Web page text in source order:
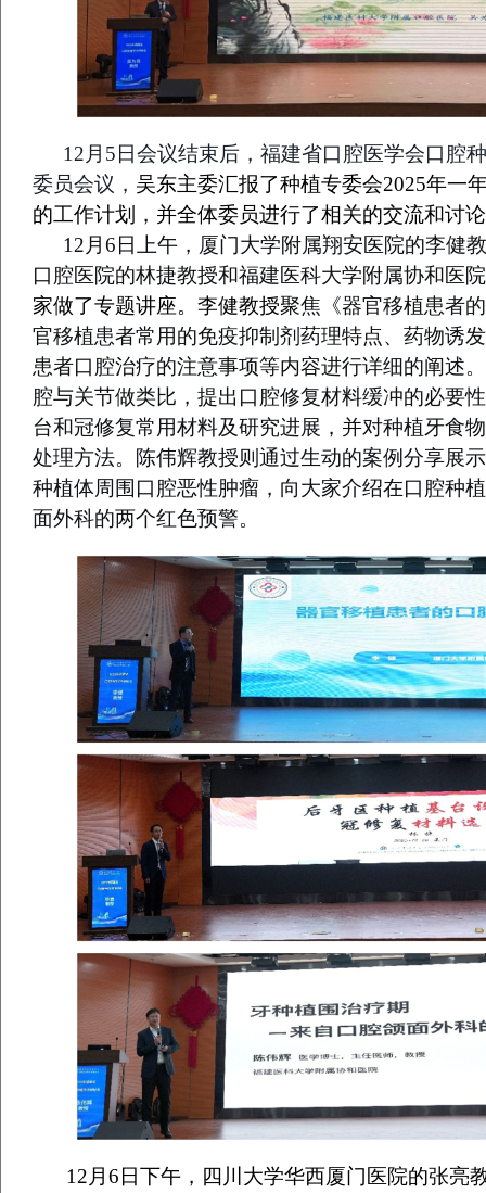
12月5日会议结束后，福建省口腔医学会口腔
委员会议， 吴东主委汇报了种植专委会2025年一
的工作计划，并全体委员进行了相关的交流和讨
1 2 月6日上午，厦门大学附属翔安医院的李健
口腔医院的林捷教授和福建医科大学附属协和医
家做了专题讲座。李健教授聚焦《器官移植患者
官移植患者常用的免疫抑制剂药理特点、药物诱
患者口腔治疗的注意事项等内容进行详细的阐述
腔与关节做类比，提出口腔修复材料缓冲的必要
台和冠修复常用材料及研究进展，并对种植牙食
处理方法。陈伟辉教授则通过生动的案例分享展
种植体周围口腔恶性肿瘤，向大家介绍在口腔种植
面外科的两个红色预警。
12月6日下午，四川大学华西厦门医院的张亮